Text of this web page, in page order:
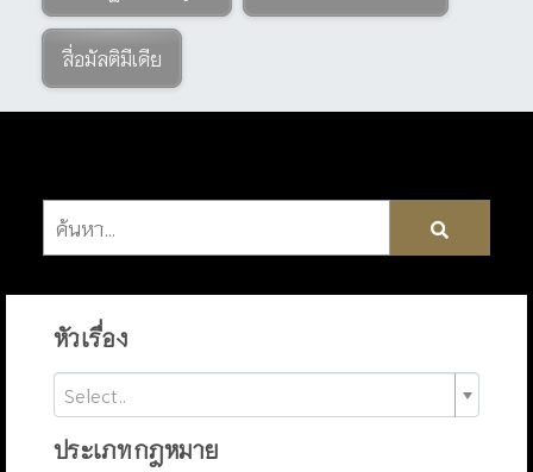
สื่อมัลติมีเดีย
หัวเรื่อง
Select..
ประเภทกฎหมาย